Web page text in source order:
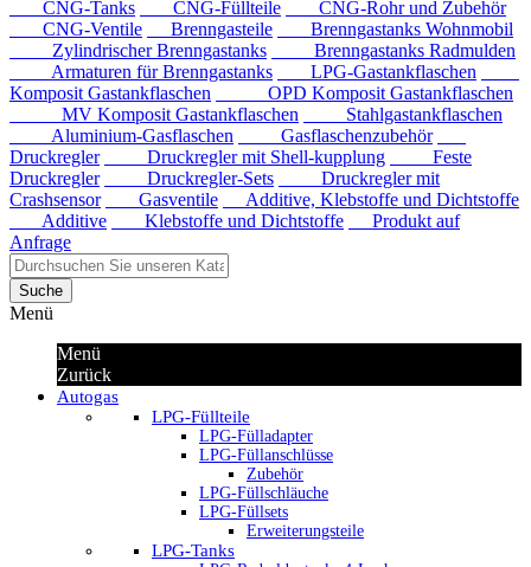
CNG-Tanks
CNG-Füllteile
CNG-Rohr und Zubehör
CNG-Ventile
Brenngasteile
Brenngastanks Wohnmobil
Zylindrischer Brenngastanks
Brenngastanks Radmulden
Armaturen für Brenngastanks
LPG-Gastankflaschen
Komposit Gastankflaschen
OPD Komposit Gastankflaschen
MV Komposit Gastankflaschen
Stahlgastankflaschen
Aluminium-Gasflaschen
Gasflaschenzubehör
Druckregler
Druckregler mit Shell-kupplung
Feste
Druckregler
Druckregler-Sets
Druckregler mit
Crashsensor
Gasventile
Additive, Klebstoffe und Dichtstoffe
Additive
Klebstoffe und Dichtstoffe
Produkt auf
Anfrage
Suche
Menü
Menü
Zurück
Autogas
LPG-Füllteile
LPG-Fülladapter
LPG-Füllanschlüsse
Zubehör
LPG-Füllschläuche
LPG-Füllsets
Erweiterungsteile
LPG-Tanks